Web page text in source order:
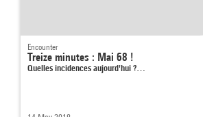
Encounter
Treize minutes : Mai 68 !
Quelles incidences aujourd'hui ?…